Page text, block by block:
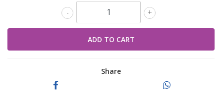
+
-
Share